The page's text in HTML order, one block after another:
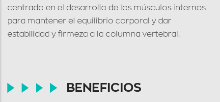
centrado en el desarrollo de los músculos internos
para mantener el equilibrio corporal y dar
estabilidad y firmeza a la columna vertebral.
BENEFICIOS